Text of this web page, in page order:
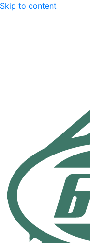
Skip to content